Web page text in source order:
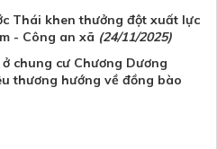
Thái khen thưởng đột xuất lực
- Công an xã (24/11/2025)
chung cư Chương Dương
thương hướng về đồng bào